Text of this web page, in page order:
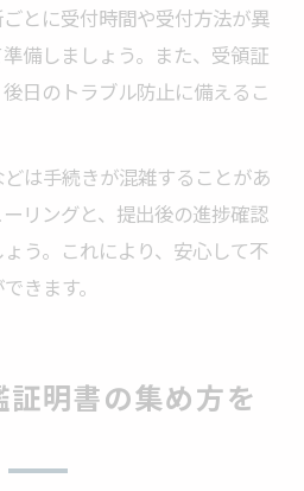
とに受付時間や受付方法が異
備しましょう。また、受領証
日のトラブル防止に備えるこ
は手続きが混雑することがあ
リングと、提出後の進捗確認
う。これにより、安心して不
きます。
明書の集め方を